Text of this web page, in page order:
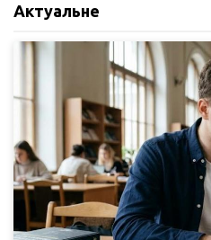
Актуальне